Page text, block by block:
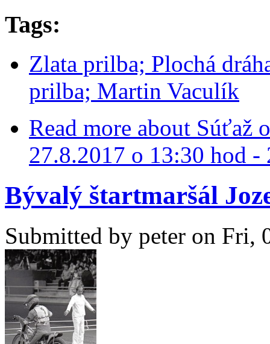
Tags:
Zlata prilba; Plochá
prilba; Martin Vaculík
Read more about Súťaž
27.8.2017 o 13:30 hod -
Bývalý štartmaršál
Submitted by peter on Fri,